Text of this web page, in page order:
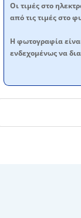
Oι τιμές στο
από τις τιμές στο
Η φωτογραφία
ενδεχομένως να